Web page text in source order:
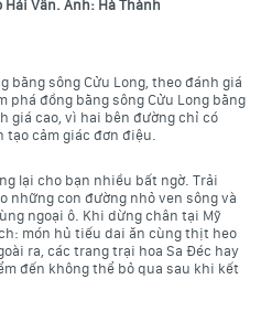
Vân. Ảnh: Hà Thành
bằng sông Cửu Long, theo đánh giá
phá đồng bằng sông Cửu Long bằng
giá cao, vì hai bên đường chỉ có
tạo cảm giác đơn điệu.
lại cho bạn nhiều bất ngờ. Trải
những con đường nhỏ ven sông và
ngoại ô. Khi dừng chân tại Mỹ
món hủ tiếu dai ăn cùng thịt heo
ra, các trang trại hoa Sa Đéc hay
đến không thể bỏ qua sau khi kết